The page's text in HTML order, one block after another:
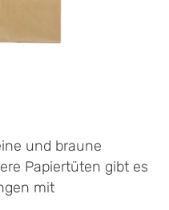
und braune
Papiertüten gibt es
mit